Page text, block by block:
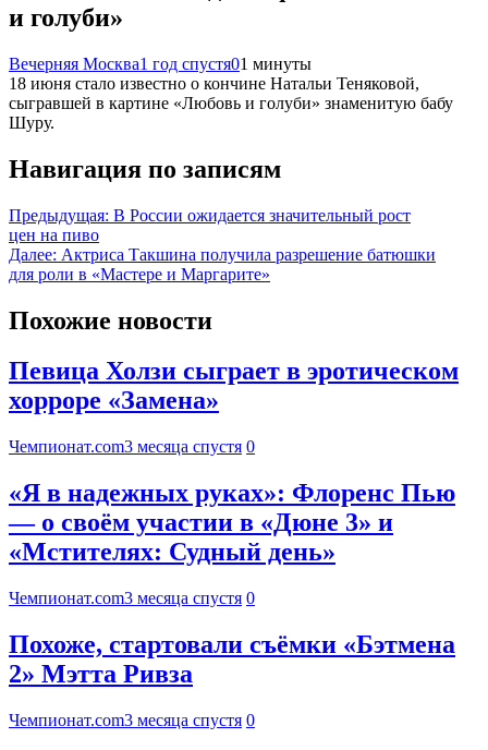
и голуби»
Вечерняя Москва1 год спустя01 минуты
18 июня стало известно о кончине Натальи Теняковой,
сыгравшей в картине «Любовь и голуби» знаменитую бабу
Шуру.
Навигация по записям
Предыдущая: В России ожидается значительный рост
цен на пиво
Далее: Актриса Такшина получила разрешение батюшки
для роли в «Мастере и Маргарите»
Похожие новости
Певица Холзи сыграет в эротическом
хорроре «Замена»
Чемпионат.com3 месяца спустя 0
«Я в надежных руках»: Флоренс Пью
— о своём участии в «Дюне 3» и
«Мстителях: Судный день»
Чемпионат.com3 месяца спустя 0
Похоже, стартовали съёмки «Бэтмена
2» Мэтта Ривза
Чемпионат.com3 месяца спустя 0